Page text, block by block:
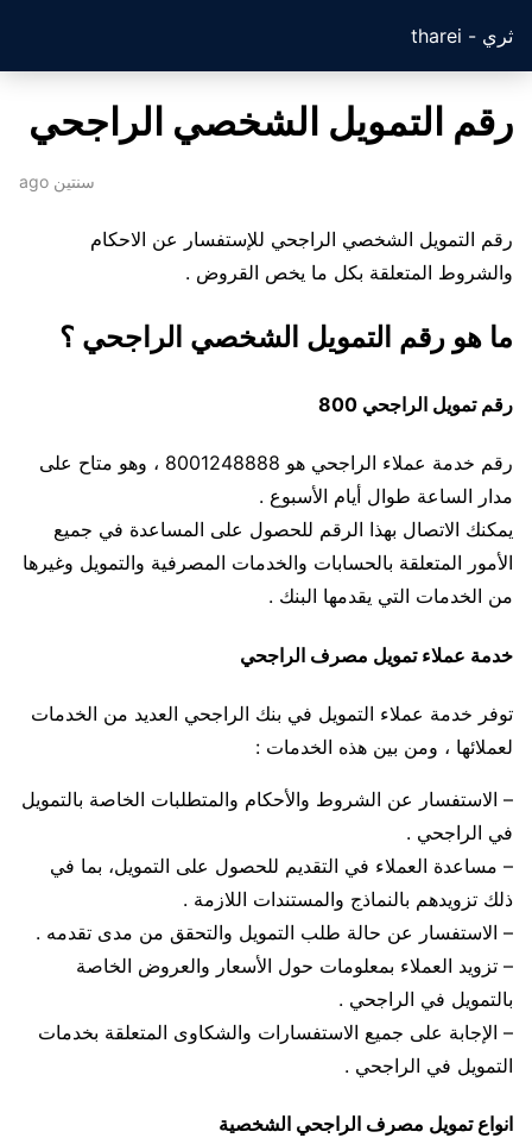
ثري - tharei
رقم التمويل الشخصي الراجحي
سنتين ago
رقم التمويل الشخصي الراجحي للإستفسار عن الاحكام
والشروط المتعلقة بكل ما يخص القروض .
ما هو رقم التمويل الشخصي الراجحي ؟
رقم تمويل الراجحي 800
رقم خدمة عملاء الراجحي هو 8001248888 ، وهو متاح على
مدار الساعة طوال أيام الأسبوع .
يمكنك الاتصال بهذا الرقم للحصول على المساعدة في جميع
الأمور المتعلقة بالحسابات والخدمات المصرفية والتمويل وغيرها
من الخدمات التي يقدمها البنك .
خدمة عملاء تمويل مصرف الراجحي
توفر خدمة عملاء التمويل في بنك الراجحي العديد من الخدمات
لعملائها ، ومن بين هذه الخدمات :
– الاستفسار عن الشروط والأحكام والمتطلبات الخاصة بالتمويل
في الراجحي .
– مساعدة العملاء في التقديم للحصول على التمويل، بما في
ذلك تزويدهم بالنماذج والمستندات اللازمة .
– الاستفسار عن حالة طلب التمويل والتحقق من مدى تقدمه .
– تزويد العملاء بمعلومات حول الأسعار والعروض الخاصة
بالتمويل في الراجحي .
– الإجابة على جميع الاستفسارات والشكاوى المتعلقة بخدمات
التمويل في الراجحي .
انواع تمويل مصرف الراجحي الشخصية